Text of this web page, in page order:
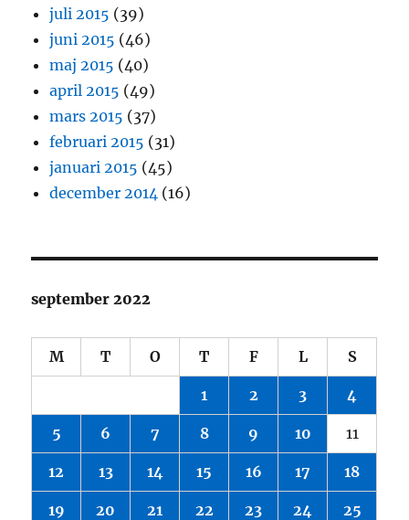
juli 2015 (39)
juni 2015 (46)
maj 2015 (40)
april 2015 (49)
mars 2015 (37)
februari 2015 (31)
januari 2015 (45)
december 2014 (16)
september 2022
M T O T F L S
1 2 3 4
5 6 7 8 9 10 11
12 13 14 15 16 17 18
19 20 21 22 23 24 25